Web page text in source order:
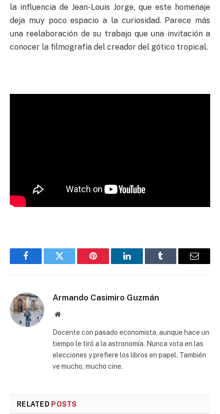
la influencia de Jean-Louis Jorge, que este homenaje
deja muy poco espacio a la curiosidad. Parece más
una reelaboración de su trabajo que una invitación a
conocer la filmografía del creador del gótico tropical.
FacebookTwitter Pinterest LinkedInTumblr Email
Armando Casimiro Guzmán
Website
Docente con pasado economista, aunque hace un
tiempo le tiró a la astronomía. Nunca vota en las
elecciones y prefiere los libros en papel. También
ve mucho, mucho cine.
RELATED POSTS